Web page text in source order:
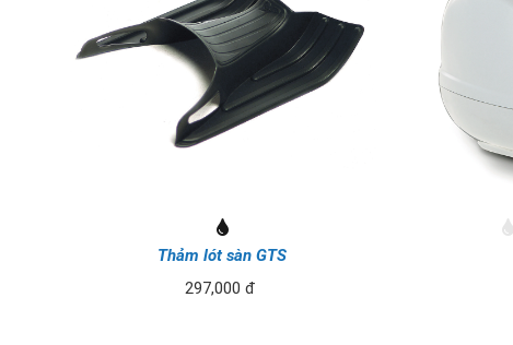
Thảm lót sàn GTS
297,000 đ